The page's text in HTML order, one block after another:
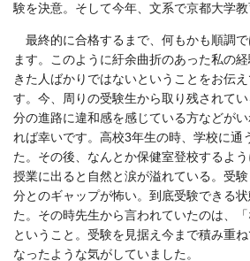
験を決意。そして今年、文系で京都大学教
最終的に合格するまで、何もかも順調
ます。このように紆余曲折のあった私の
きた人ばかりではないということをお伝
す。今、周りの受験生から取り残されて
分の進路に違和感を感じている方などが
れば幸いです。高校3年生の時、学校に通
た。その後、なんとか保健室登校するよ
授業に出ると自然と涙が溢れている。受
分とのギャップが怖い。到底受験できる
た。その時先生から言われていたのは、「
ということ。受験を見据え今まで積み重
なったような気がしていました。